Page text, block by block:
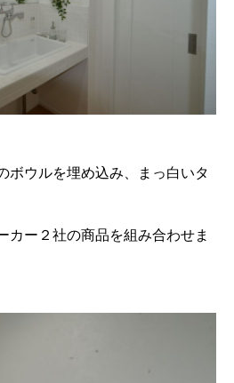
ボウルを埋め込み、まっ白いタ
カー２社の商品を組み合わせま